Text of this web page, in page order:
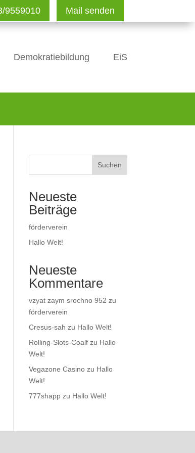
9559010 Mail senden
Demokratiebildung EiS
Suchen
Neueste
Beiträge
förderverein
Hallo Welt!
Neueste
Kommentare
vzyat zaym srochno 952 zu
förderverein
Cresus-sah zu Hallo Welt!
Rolling-Slots-Coalf zu Hallo
Welt!
Vegazone Casino zu Hallo
Welt!
777shapp zu Hallo Welt!